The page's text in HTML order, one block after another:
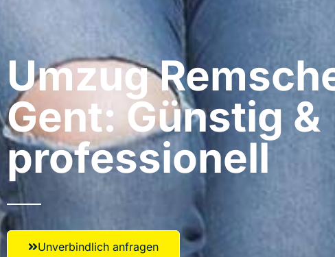
Umzug
Gent: Günstig &
professionell​
Unverbindlich anfragen